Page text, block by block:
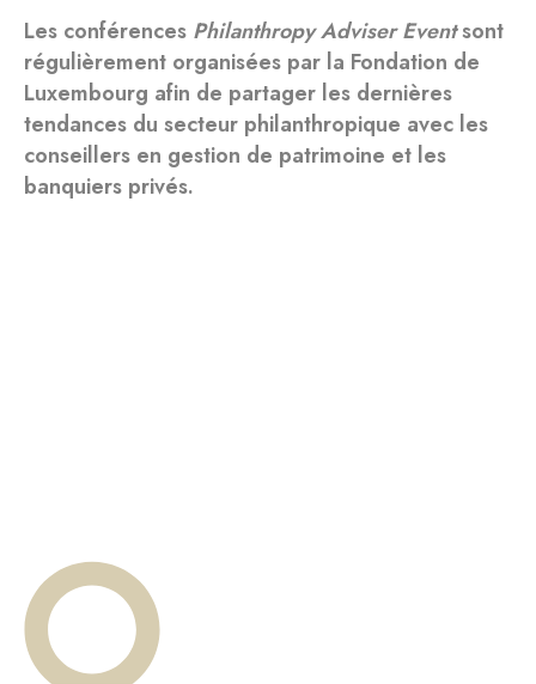
Les conférences Philanthropy Adviser Eventsont
régulièrement organisées par la Fondation de
Luxembourg afin de partager les dernières
tendances du secteur philanthropique avec les
conseillers en gestion de patrimoine et les
banquiers privés.